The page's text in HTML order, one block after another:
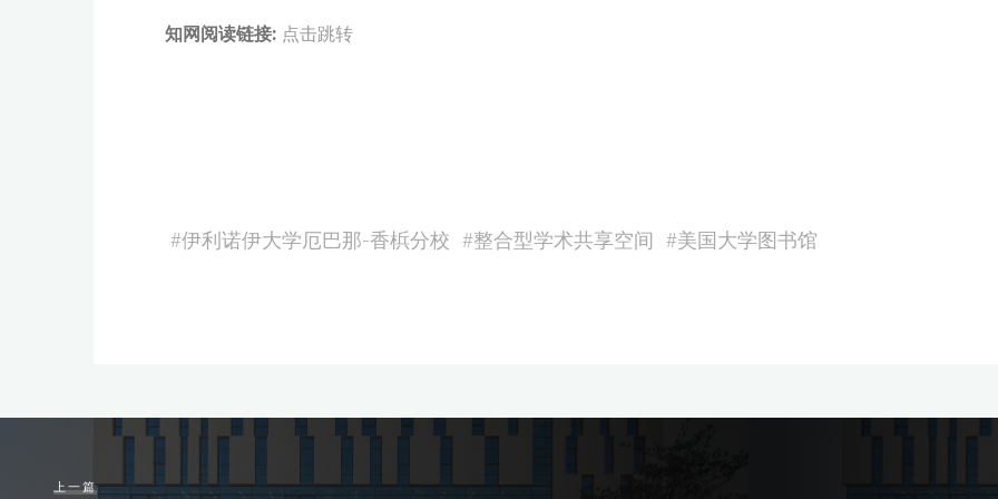
知网阅读链接: 点击跳转
#伊利诺伊大学厄巴那-香梹分校 #整合型学术共享空间 #美国大学图书馆
上一篇